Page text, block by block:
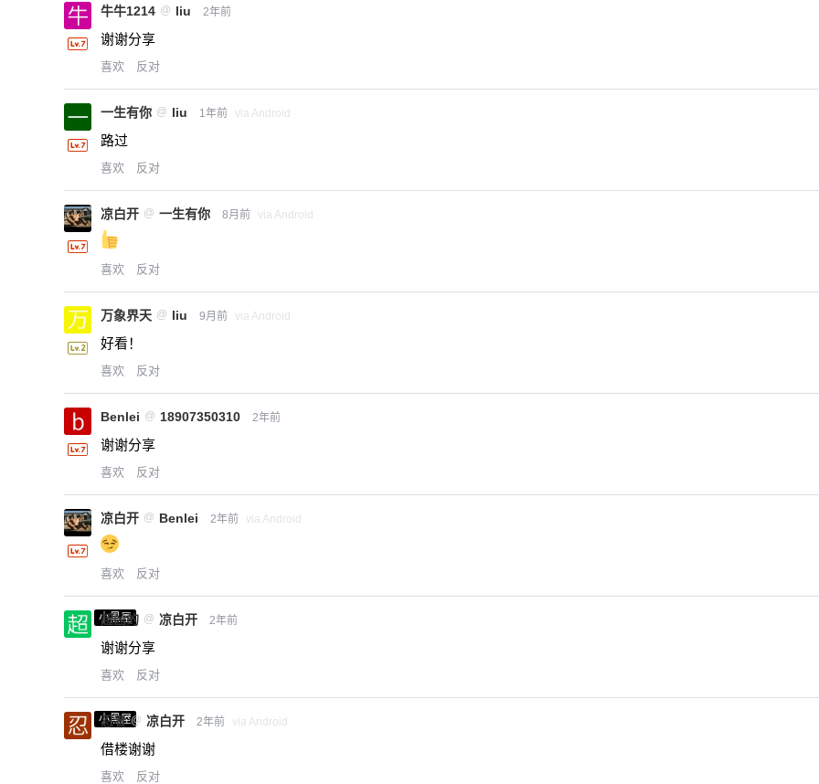
当前隐藏内容需要支付100熊币 已有77人支付 登
牛牛1214 @ liu 2年前
谢谢分享
喜欢 反对
一生有你 @ liu 1年前 via Android
路过
喜欢 反对
凉白开 @ 一生有你 8月前 via Android
喜欢 反对
万象界天 @ liu 9月前 via Android
好看！
喜欢 反对
Benlei @ 18907350310 2年前
谢谢分享
喜欢 反对
凉白开 @ Benlei 2年前 via Android
喜欢 反对
小黑屋
超凶的 @ 凉白开 2年前
谢谢分享
喜欢 反对
小黑屋
忍者 @ 凉白开 2年前 via Android
借楼谢谢
喜欢 反对
您没有权限发布内容，请购买会员或者提升权